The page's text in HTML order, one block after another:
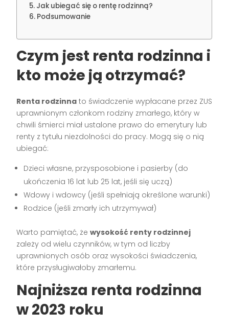
Jak ubiegać się o rentę rodzinną?
Podsumowanie
Czym jest renta rodzinna i
kto może ją otrzymać?
Renta rodzinna to świadczenie wypłacane przez ZUS
uprawnionym członkom rodziny zmarłego, który w
chwili śmierci miał ustalone prawo do emerytury lub
renty z tytułu niezdolności do pracy. Mogą się o nią
ubiegać:
Dzieci własne, przysposobione i pasierby (do
ukończenia 16 lat lub 25 lat, jeśli się uczą)
Wdowy i wdowcy (jeśli spełniają określone warunki)
Rodzice (jeśli zmarły ich utrzymywał)
Warto pamiętać, żewysokość renty rodzinnej
zależy od wielu czynników, w tym od liczby
uprawnionych osób oraz wysokości świadczenia,
które przysługiwałoby zmarłemu.
Najniższa renta rodzinna
w 2023 roku